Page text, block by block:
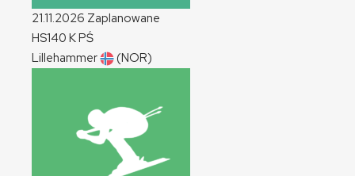
21.11.2026 Zaplanowane
HS140 KPŚ
Lillehammer
(NOR)